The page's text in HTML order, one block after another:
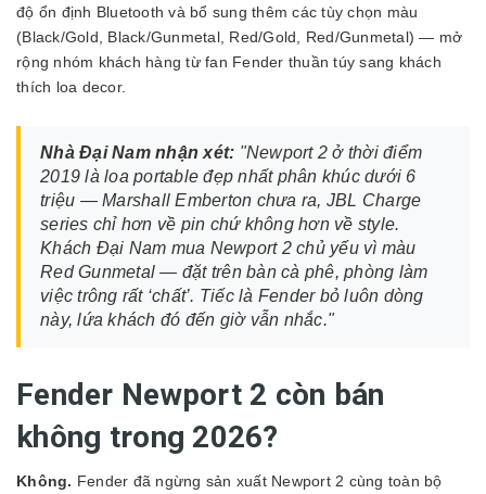
độ ổn định Bluetooth và bổ sung thêm các tùy chọn màu
(Black/Gold, Black/Gunmetal, Red/Gold, Red/Gunmetal) — mở
rộng nhóm khách hàng từ fan Fender thuần túy sang khách
thích loa decor.
Nhà Đại Nam nhận xét: "Newport 2 ở thời điểm
2019 là loa portable đẹp nhất phân khúc dưới 6
triệu — Marshall Emberton chưa ra, JBL Charge
series chỉ hơn về pin chứ không hơn về style.
Khách Đại Nam mua Newport 2 chủ yếu vì màu
Red Gunmetal — đặt trên bàn cà phê, phòng làm
việc trông rất ‘chất’. Tiếc là Fender bỏ luôn dòng
này, lứa khách đó đến giờ vẫn nhắc."
Fender Newport 2 còn bán
không trong 2026?
Không. Fender đã ngừng sản xuất Newport 2 cùng toàn bộ